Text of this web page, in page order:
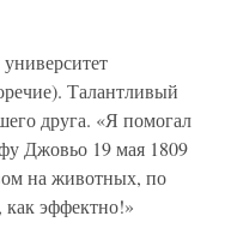
Талантливый
друга. «Я помогал
Джовьо 19 мая 1809
на животных, по
эффектно!»